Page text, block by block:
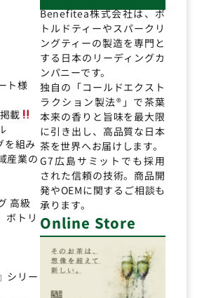
ト様
載
組み
産業の
高級
ボトリ
シリー
Benefitea株式会社は、ボ
トルドティーやスパークリ
ングティーの製造を専門と
する日本のリーディングカ
ンパニーです。
独自の「コールドエクスト
ラクション製法®」で茶葉
本来の香りと旨味を最大限
に引き出し、高品質な日本
茶を世界へお届けします。
G7広島サミットでも採用
された信頼の技術。商品開
発やOEMに関するご相談も
承ります。
Online Store